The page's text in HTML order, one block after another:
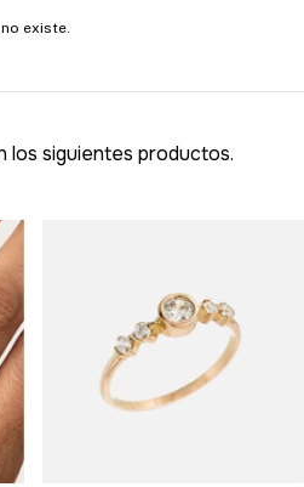
existe.
los siguientes productos.